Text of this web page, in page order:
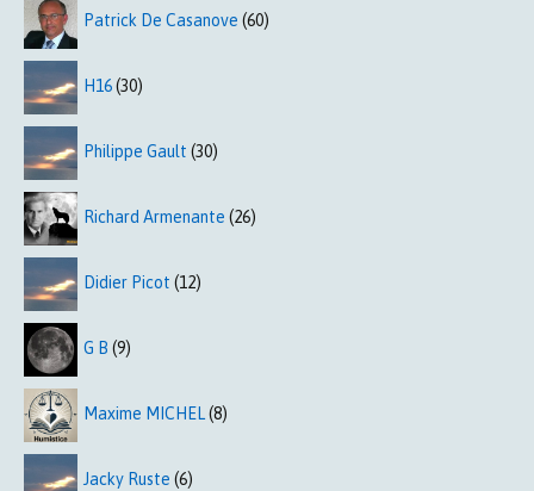
Patrick De Casanove (60)
H16(30)
Philippe Gault (30)
Richard Armenante (26)
Didier Picot (12)
G B (9)
Maxime MICHEL(8)
Jacky Ruste (6)